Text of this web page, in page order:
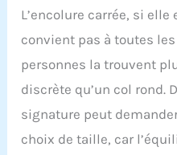
L’encolure carrée, si
convient pas à toutes
personnes la trouvent
discrète qu’un col rond.
signature peut
choix de taille, car